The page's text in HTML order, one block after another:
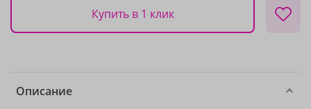
Купить в 1 клик
Описание